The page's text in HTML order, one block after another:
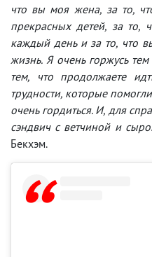
что вы моя жена, за то,
прекрасных детей, за то,
каждый день и за то, что
жизнь. Я очень горжусь
тем, что продолжаете
трудности, которые
очень гордиться. И, для
сэндвич с ветчиной и
Бекхэм.